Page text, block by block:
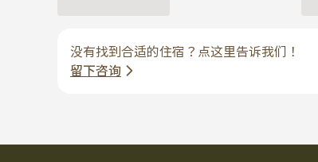
没有找到合适的住宿？点这里告诉我们！
留下咨询